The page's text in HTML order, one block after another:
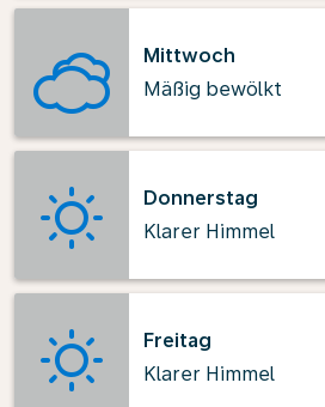
Mittwoch
Mäßig bewölkt
Donnerstag
Klarer Himmel
Freitag
Klarer Himmel